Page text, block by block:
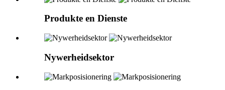
Produkte en Dienste
Nywerheidsektor